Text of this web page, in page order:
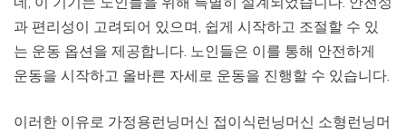
과 편리성이 고려되어 있으며, 쉽게 시작하고 조절할 수 있
는 운동 옵션을 제공합니다. 노인들은 이를 통해 안전하게
운동을 시작하고 올바른 자세로 운동을 진행할 수 있습니다.
이러한 이유로 가정용런닝머신 접이식런닝머신 소형런닝머